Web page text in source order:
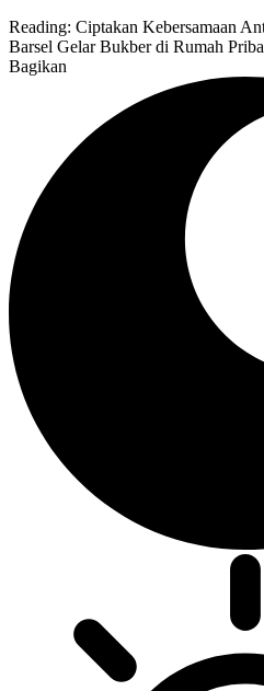
Reading: Ciptakan Kebersamaan
Barsel Gelar Bukber di Rumah
Bagikan